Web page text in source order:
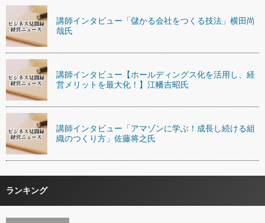
講師インタビュー「儲かる会社をつくる技法」横田尚
哉氏
講師インタビュー【ホールディングス化を活用し、経
営メリットを最大化！】江幡吉昭氏
講師インタビュー「アマゾンに学ぶ！成長し続ける組
織のつくり方」佐藤将之氏
ランキング